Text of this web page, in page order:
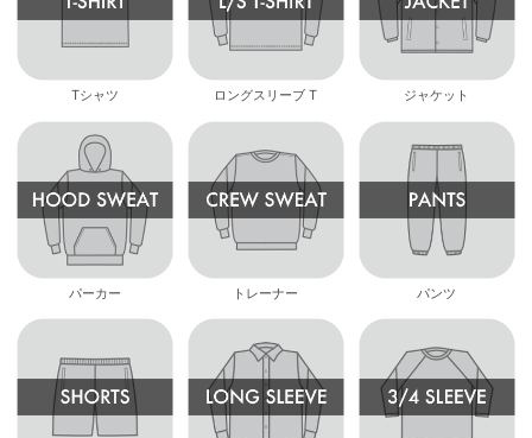
Tシャツ ロングスリーブ T ジャケット
パーカー トレーナー パンツ